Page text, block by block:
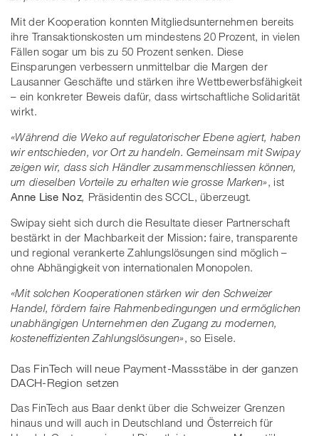
Mit der Kooperation konnten Mitgliedsunternehmen bereits
ihre Transaktionskosten um mindestens 20 Prozent, in vielen
Fällen sogar um bis zu 50 Prozent senken. Diese
Einsparungen verbessern unmittelbar die Margen der
Lausanner Geschäfte und stärken ihre Wettbewerbsfähigkeit
– ein konkreter Beweis dafür, dass wirtschaftliche Solidarität
wirkt.
«Während die Weko auf regulatorischer Ebene agiert, haben
wir entschieden, vor Ort zu handeln. Gemeinsam mit Swipay
zeigen wir, dass sich Händler zusammenschliessen können,
um dieselben Vorteile zu erhalten wie grosse Marken», ist
Anne Lise Noz, Präsidentin des SCCL, überzeugt.
Swipay sieht sich durch die Resultate dieser Partnerschaft
bestärkt in der Machbarkeit der Mission:faire, transparente
und regional verankerte Zahlungslösungen sind möglich –
ohne Abhängigkeit von internationalen Monopolen.
«Mit solchen Kooperationen stärken wir den Schweizer
Handel, fördern faire Rahmenbedingungen und ermöglichen
unabhängigen Unternehmen den Zugang zu modernen,
kosteneffizienten Zahlungslösungen», so Eisele.
Das FinTech will neue Payment-Massstäbe in der ganzen
DACH-Region setzen
Das FinTech aus Baar denkt über die Schweizer Grenzen
hinaus und will auch in Deutschland und Österreich für